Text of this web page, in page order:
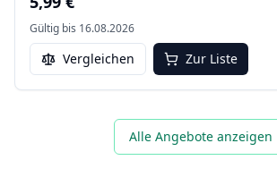
Gültig bis 16.08.2026
Vergleichen Zur Liste
Alle Angebote anzeigen